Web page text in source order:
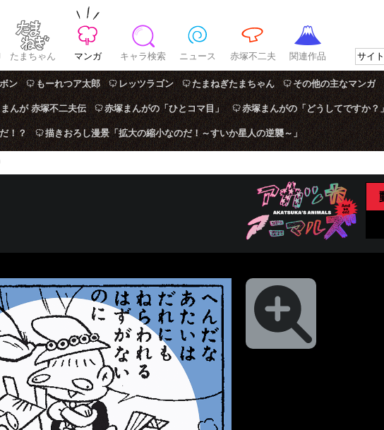
たまちゃん マンガ キャラ検索 ニュース 赤塚不二夫 関連作品
ン もーれつア太郎 レッツラゴン たまねぎたまちゃん その他の主なマンガ
まんが 赤塚不二夫伝 赤塚まんがの「ひとコマ目」 赤塚まんがの「どうしてですか？
！？ 描きおろし漫景「拡大の縮小なのだ！～すいか星人の逆襲～」